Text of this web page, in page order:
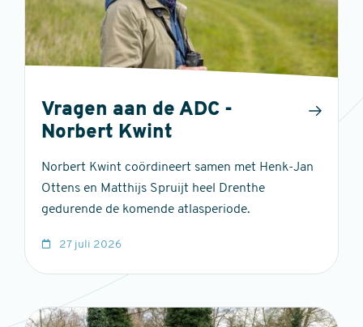
Vragen aan de ADC -
Norbert Kwint
Norbert Kwint coördineert samen met Henk-Jan
Ottens en Matthijs Spruijt heel Drenthe
gedurende de komende atlasperiode.
27 juli 2026